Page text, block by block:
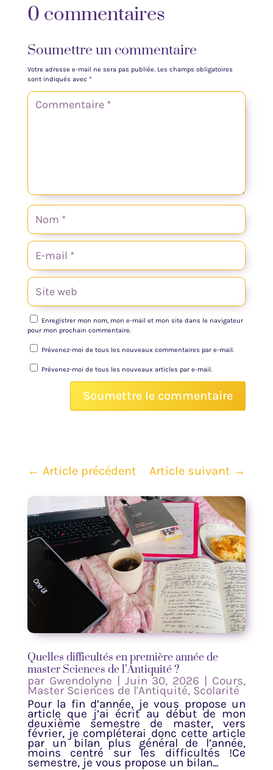
0 commentaires
Soumettre un commentaire
Votre adresse e-mail ne sera pas publiée. Les champs obligatoires
sont indiqués avec *
Enregistrer mon nom, mon e-mail et mon site dans le navigateur
pour mon prochain commentaire.
Prévenez-moi de tous les nouveaux commentaires par e-mail.
Prévenez-moi de tous les nouveaux articles par e-mail.
Soumettre le commentaire
← Article précédent Article suivant →
Quelles difficultés en première année de
master Sciences de l’Antiquité ?
par Gwendolyne Juin 30, 2026 Cours,
Master Sciences de l'Antiquité, Scolarité
Pour la fin d’année, je vous propose un
article que j’ai écrit au début de mon
deuxième semestre de master, vers
février, je compléterai donc cette article
par un bilan plus général de l’année,
moins centré sur les difficultés !Ce
semestre, je vous propose un bilan...